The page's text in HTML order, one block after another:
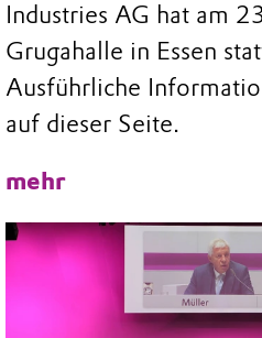
Industries AG hat am
Grugahalle in Essen
Ausführliche
auf dieser Seite.
mehr